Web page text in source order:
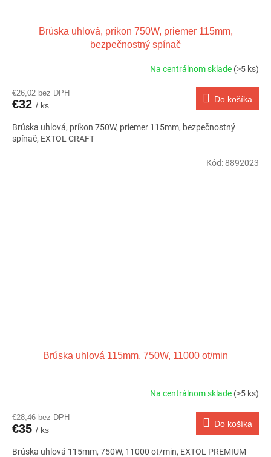
Brúska uhlová, príkon 750W, priemer 115mm,
bezpečnostný spínač
Na centrálnom sklade (>5 ks)
€26,02 bez DPH
€32 / ks
Do košíka
Brúska uhlová, príkon 750W, priemer 115mm, bezpečnostný
spínač, EXTOL CRAFT
Brúska uhlová 115mm, 750W, 11000 ot/min
Na centrálnom sklade (>5 ks)
€28,46 bez DPH
€35 / ks
Do košíka
Brúska uhlová 115mm, 750W, 11000 ot/min, EXTOL PREMIUM
Kód: 8892023